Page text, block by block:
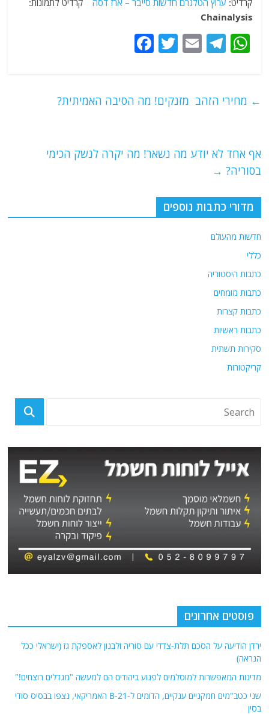
קרדיט: ערוץ הטלגרם חדשות סייבר – ארז דסה קרדיט לתמונות:
Chainalysis
W
s
p
T
g
E
l
T
er
e
o
← מחירי הזהב מזנקים! מה הסיבה האמיתית?
אף אחד לא יודע מה נשאר! מה יקרה לנשק הכימי
בסוריה? →
מדורי כתבות נוספים
חדשות מהעולם
כללי
כתבות היסטוריה
כתבות מומחים
כתבות קצרות
כתבות ראשיות
סקירות תשתית
קריקטורות
פוסטים אחרונים
ירדן הודיעה על הסכם תלת-צדדי עם סוריה ולבנון לאספקת גז (ישראלי ככל
הנראה)
מדינות המאפשרות למוסלמים לפגוע ביהודים הם למעשה "מגדלים רוצחים!"
שני כטב"מים חמקניים ענקיים, הדומים ל-B-21 האמריקאי, נצפו בבסיס סודי
בסין